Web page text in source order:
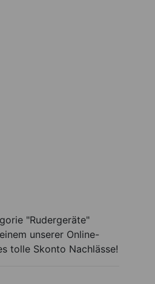
"Rudergeräte"
unserer Online-
tolle Skonto Nachlässe!